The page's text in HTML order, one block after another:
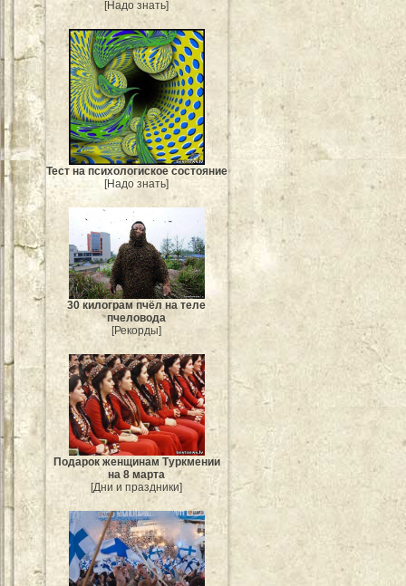
[Надо знать]
Тест на психологиское состояние
[Надо знать]
30 килограм пчёл на теле
пчеловода
[Рекорды]
Подарок женщинам Туркмении
на 8 марта
[Дни и праздники]